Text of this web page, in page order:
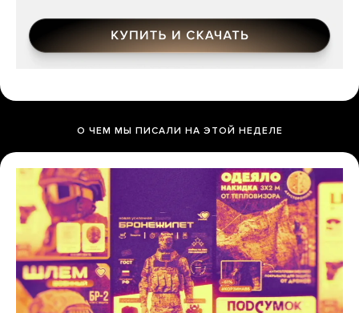
О ЧЕМ МЫ ПИСАЛИ НА ЭТОЙ НЕДЕЛЕ